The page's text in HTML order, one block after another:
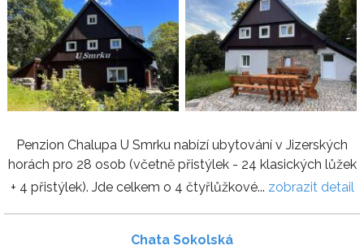
Penzion Chalupa U Smrku nabízí ubytování v Jizerských
horách pro 28 osob (včetně přistýlek - 24 klasických lůžek
+ 4 přistýlek). Jde celkem o 4 čtyřlůžkové... zobrazit detail
Chata Sokolská